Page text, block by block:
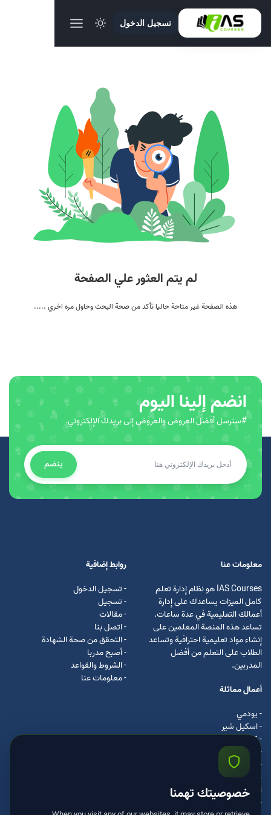
تسجيل الدخول
لم يتم العثور علي الصفحة
هذه الصفحة غير متاحة حاليا تأكد من صحة البحث وحاول مره اخري .....
انضم إلينا اليوم
#سنرسل أفضل العروض والعروض إلى بريدك الإلكتروني.
ينضم
معلومات عنا
IAS Courses هو نظام إدارة تعلم
كامل الميزات يساعدك على إدارة
أعمالك التعليمية في عدة ساعات.
تساعد هذه المنصة المعلمين على
إنشاء مواد تعليمية احترافية وتساعد
الطلاب على التعلم من أفضل
المدربين.
روابط إضافية
- تسجيل الدخول
- تسجيل
- مقالات
- اتصل بنا
- التحقق من صحة الشهادة
- أصبح مدربا
- الشروط والقواعد
- معلومات عنا
أعمال مماثلة
- يودمي
- اسکیل شیر
- كرس ايرا
- لیندا
- اسكيل سفت
- اوداسيتي
ادكس
- مستر كلس
خصوصيتك تهمنا